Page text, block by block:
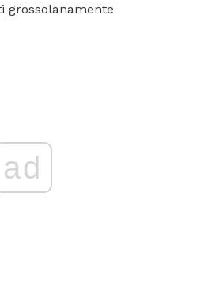
grossolanamente
ad